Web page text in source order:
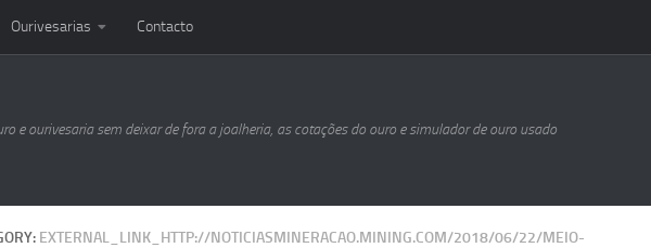
Ourivesarias Contacto
e ourivesaria sem deixar de fora a joalheria, as cotações do ouro e simulador de ouro usado
EXTERNAL_LINK_HTTP://NOTICIASMINERACAO.MINING.COM/2018/06/22/MEIO-